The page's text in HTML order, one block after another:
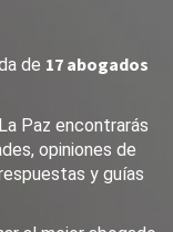
de 17 abogados
Paz encontrarás
opiniones de
y guías